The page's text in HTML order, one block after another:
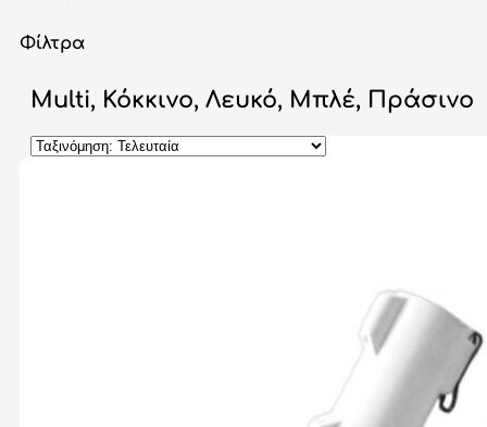
Φίλτρα
Multi, Κόκκινο, Λευκό, Μπλέ, Πράσινο